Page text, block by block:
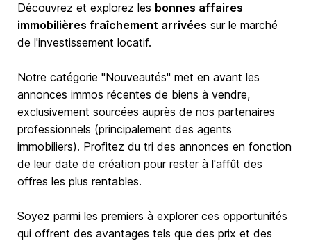
Découvrez et explorez les bonnes affaires
immobilières fraîchement arrivées sur le marché
de l'investissement locatif.
Notre catégorie "Nouveautés" met en avant les
annonces immos récentes de biens à vendre,
exclusivement sourcées auprès de nos partenaires
professionnels (principalement des agents
immobiliers). Profitez du tri des annonces en fonction
de leur date de création pour rester à l'affût des
offres les plus rentables.
Soyez parmi les premiers à explorer ces opportunités
qui offrent des avantages tels que des prix et des